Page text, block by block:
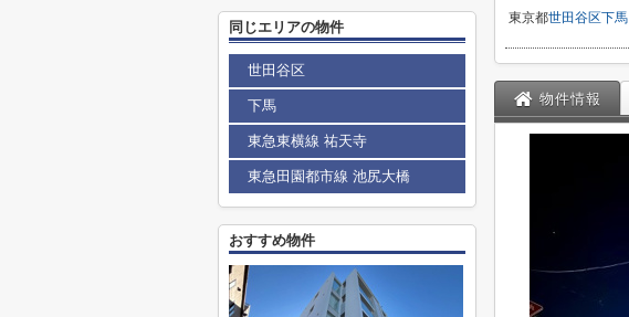
東京都世田谷区下馬
物件情報
同じエリアの物件
世田谷区
下馬
東急東横線 祐天寺
東急田園都市線 池尻大橋
おすすめ物件